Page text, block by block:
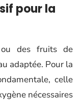
pour la
ou des fruits de
adaptée. Pour la
celle
nécessaires